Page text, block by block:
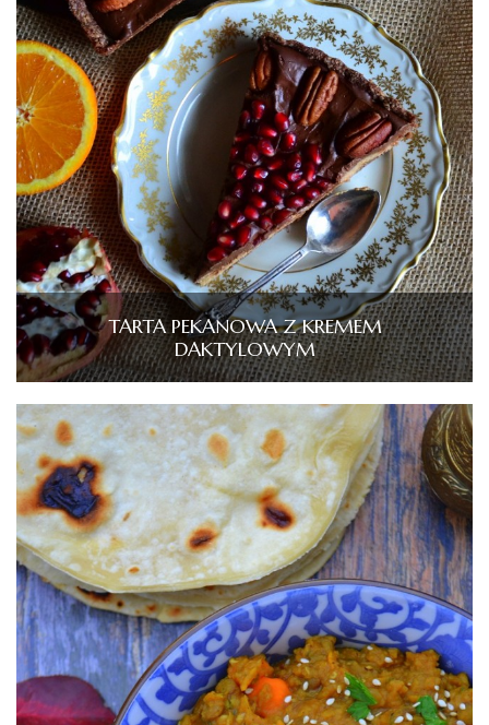
TARTA PEKANOWA Z KREMEM
DAKTYLOWYM